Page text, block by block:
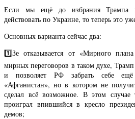
Если мы ещё до избрания Трампа
действовать по Украине, то теперь это
Основных варианта сейчас два:
1️⃣Зе отказывается от «Мирного
мирных переговоров в таком духе,
и позволяет РФ забрать себе
«Афганистан», но в котором не
сделал всё возможное. В этом случае
проиграл впившийся в кресло
демов;